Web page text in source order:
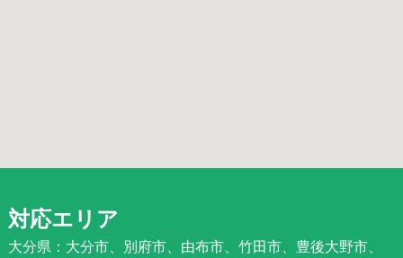
対応エリア
大分県：大分市、別府市、由布市、竹田市、豊後大野市、